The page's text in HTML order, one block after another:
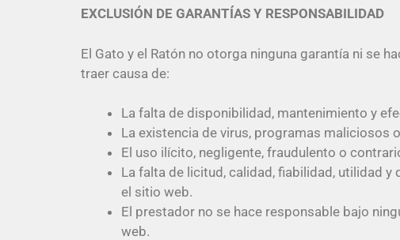
EXCLUSIÓN DE GARANTÍAS Y RESPONSABILIDAD
El Gato y el Ratón no otorga ninguna garantía ni se
traer causa de:
La falta de disponibilidad, mantenimiento y
La existencia de virus, programas maliciosos
El uso ilícito, negligente, fraudulento o
La falta de licitud, calidad, fiabilidad, utilidad
el sitio web.
El prestador no se hace responsable bajo
web.